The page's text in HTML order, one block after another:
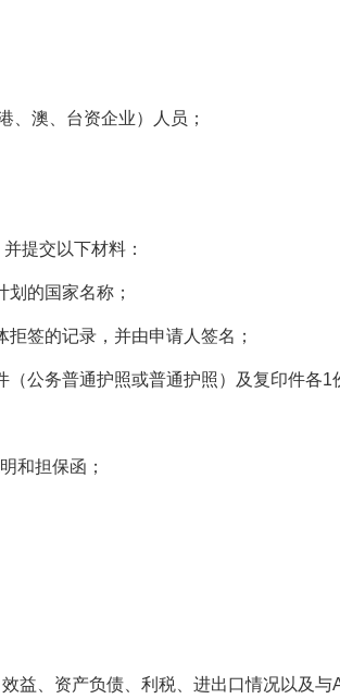
澳、台资企业）人员；
提交以下材料：
的国家名称；
签的记录，并由申请人签名；
公务普通护照或普通护照）及复印件各1
和担保函；
益、资产负债、利税、进出口情况以及